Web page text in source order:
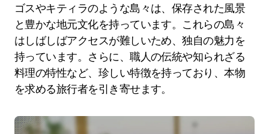
ゴスやキティラのような島々は、保存された風景
と豊かな地元文化を持っています。これらの島々
はしばしばアクセスが難しいため、独自の魅力を
持っています。さらに、職人の伝統や知られざる
料理の特性など、珍しい特徴を持っており、本物
を求める旅行者を引き寄せます。